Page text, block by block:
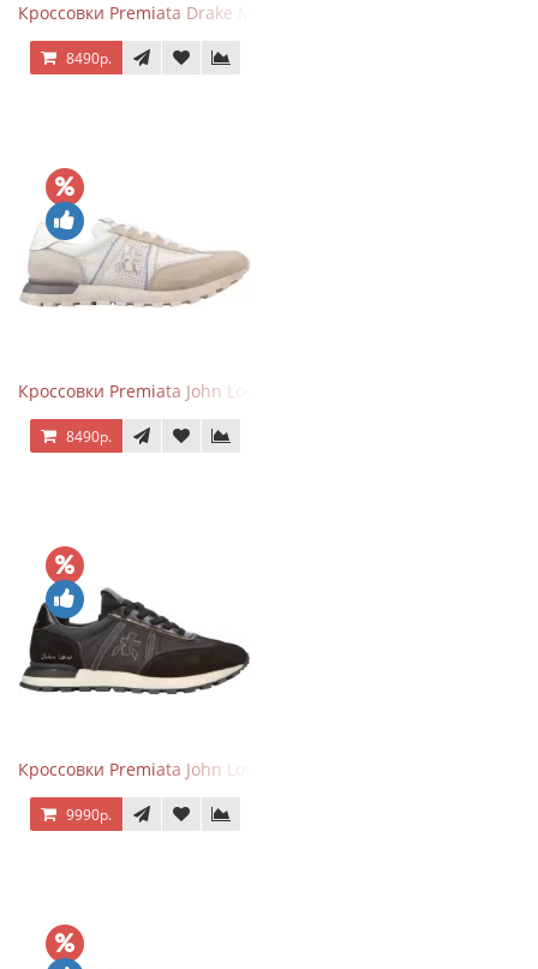
Кроссовки Premiata Drake Multi
8490р.
Кроссовки Premiata John Low Beige
8490р.
Кроссовки Premiata John Low черные
9990р.